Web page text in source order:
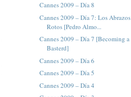
Cannes 2009 – Día 8
Cannes 2009 – Día 7: Los Abrazos
Rotos [Pedro Almo...
Cannes 2009 – Día 7 [Becoming a
Basterd]
Cannes 2009 – Día 6
Cannes 2009 – Día 5
Cannes 2009 – Día 4